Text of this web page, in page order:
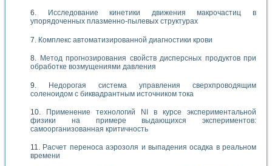
Исследование кинетики движения макрочастиц в
упорядоченных плазменно-пылевых структурах
Комплекс автоматизированной диагностики крови
Метод прогнозирования свойств дисперсных продуктов при
обработке возмущениями давления
Недорогая система управления сверхпроводящим
соленоидом с биквадрантным источником тока
Применение технологий NI в курсе экспериментальной
физики на примере выдающихся экспериментов:
самоорганизованная критичность
Расчет переноса аэрозоля и выпадения осадка в реальном
времени